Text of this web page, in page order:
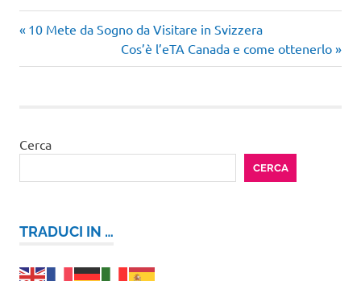
Navigazione
articoli
Articolo
10 Mete da Sogno da Visitare in Svizzera
Articolo
successivo:
Cos’è l’eTA Canada e come ottenerlo
Cerca
CERCA
TRADUCI IN …